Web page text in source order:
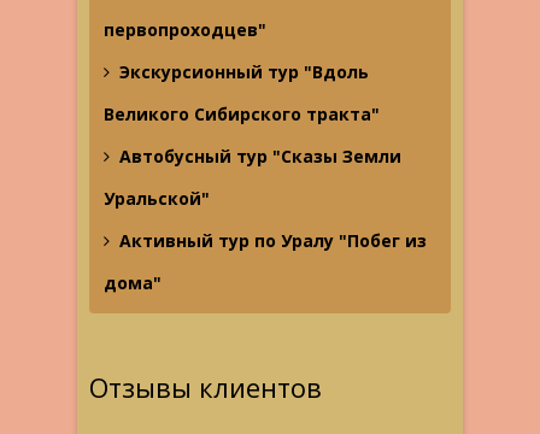
первопроходцев"
Экскурсионный тур "Вдоль
Великого Сибирского тракта"
Автобусный тур "Сказы Земли
Уральской"
Активный тур по Уралу "Побег из
дома"
Отзывы клиентов